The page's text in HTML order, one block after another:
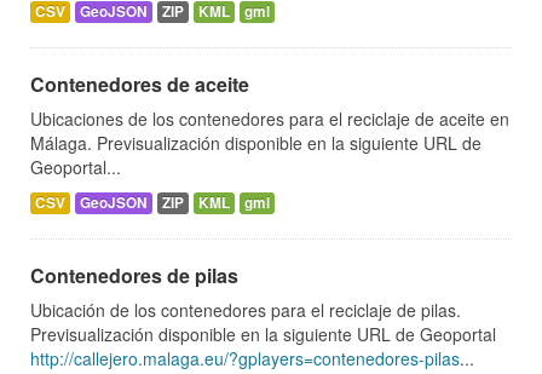
CSV GeoJSON ZIP KML gml
Contenedores de aceite
Ubicaciones de los contenedores para el reciclaje de aceite en
Málaga. Previsualización disponible en la siguiente URL de
Geoportal...
CSV GeoJSON ZIP KML gml
Contenedores de pilas
Ubicación de los contenedores para el reciclaje de pilas.
Previsualización disponible en la siguiente URL de Geoportal
http://callejero.malaga.eu/?gplayers=contenedores-pilas...